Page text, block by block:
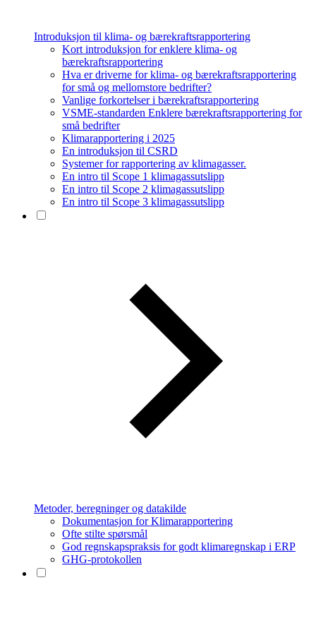
Introduksjon til klima- og bærekraftsrapportering
Kort introduksjon for enklere klima- og
bærekraftsrapportering
Hva er driverne for klima- og bærekraftsrapportering
for små og mellomstore bedrifter?
Vanlige forkortelser i bærekraftsrapportering
VSME-standarden Enklere bærekraftsrapportering for
små bedrifter
Klimarapportering i 2025
En introduksjon til CSRD
Systemer for rapportering av klimagasser.
En intro til Scope 1 klimagassutslipp
En intro til Scope 2 klimagassutslipp
En intro til Scope 3 klimagassutslipp
Metoder, beregninger og datakilde
Dokumentasjon for Klimarapportering
Ofte stilte spørsmål
God regnskapspraksis for godt klimaregnskap i ERP
GHG-protokollen